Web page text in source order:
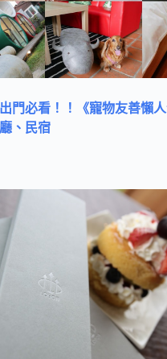
門必看！！《寵物友善懶
、民宿